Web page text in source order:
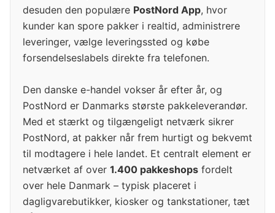
desuden den populære PostNord App, hvor
kunder kan spore pakker i realtid, administrere
leveringer, vælge leveringssted og købe
forsendelseslabels direkte fra telefonen.
Den danske e-handel vokser år efter år, og
PostNord er Danmarks største pakkeleverandør.
Med et stærkt og tilgængeligt netværk sikrer
PostNord, at pakker når frem hurtigt og bekvemt
til modtagere i hele landet. Et centralt element er
netværket af over 1.400 pakkeshops fordelt
over hele Danmark – typisk placeret i
dagligvarebutikker, kiosker og tankstationer, tæt